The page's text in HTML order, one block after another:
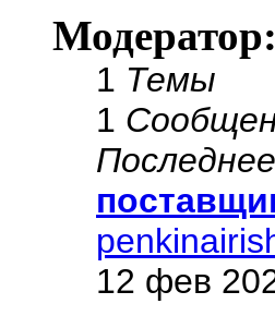
Модератор:
1 Темы
1
12 фев